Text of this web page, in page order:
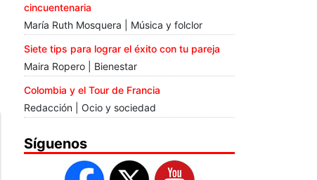
cincuentenaria
María Ruth Mosquera | Música y folclor
Siete tips para lograr el éxito con tu pareja
Maira Ropero | Bienestar
Colombia y el Tour de Francia
Redacción | Ocio y sociedad
Síguenos